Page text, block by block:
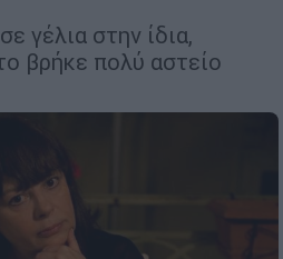
γέλια στην ίδια,
βρήκε πολύ αστείο